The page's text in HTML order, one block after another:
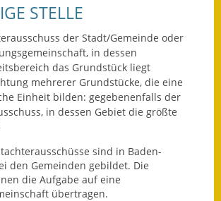
Notfallplanung
Ortsplan
Schadensmeldung
Landesstraße
Kreisstraße
STELLE
der Stadt/Gemeinde oder
in dessen
das Grundstück liegt
mehrerer Grundstücke, die eine
Einheit bilden: gegebenenfalls der
in dessen Gebiet die größte
sind in Baden-
den Gemeinden gebildet. Die
die Aufgabe auf eine
übertragen.